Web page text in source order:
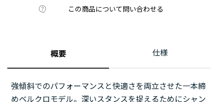
この商品について問い合わせる
概要 仕様
強傾斜でのパフォーマンスと快適さを両立させた一本締
めベルクロモデル。深いスタンスを捉えるためにシャン